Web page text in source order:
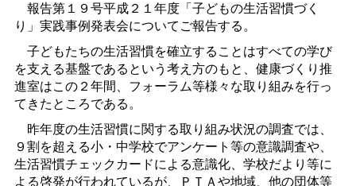
報告第１９号平成２１年度「子どもの生活習慣づく
り」実践事例発表会についてご報告する。
子どもたちの生活習慣を確立することはすべての学び
を支える基盤であるという考え方のもと、健康づくり推
進室はこの２年間、フォーラム等様々な取り組みを行っ
てきたところである。
昨年度の生活習慣に関する取り組み状況の調査では、
９割を超える小・中学校でアンケート等の意識調査や、
生活習慣チェックカードによる意識化、学校だより等に
よる啓発が行われているが、ＰＴＡや地域、他の団体等